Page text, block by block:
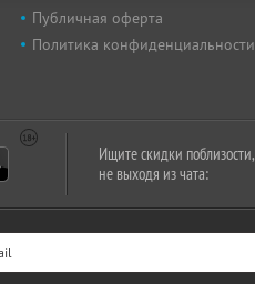
Публичная оферта
Политика конфиденциальности
Ищите скидки поблизости,
не выходя из чата: